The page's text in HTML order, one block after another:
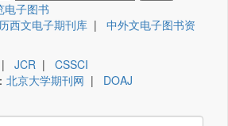
电子图书
西文电子期刊库 | 中外文电子图书资
| JCR | CSSCI
北京大学期刊网 | DOAJ